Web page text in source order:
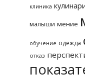
клиника
малыши мение
обучение одежда
отказ